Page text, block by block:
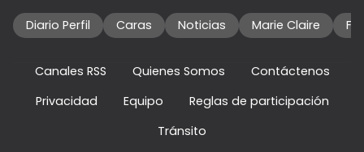
Diario Perfil Caras Noticias Marie Claire
Canales RSS Quienes Somos
Contáctenos
Privacidad
Equipo
Reglas de participación
Tránsito